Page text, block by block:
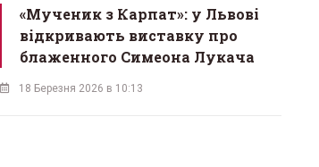
«Мученик з Карпат»: у Львові
відкривають виставку про
блаженного Симеона Лукача
18 Березня 2026 в 10:13